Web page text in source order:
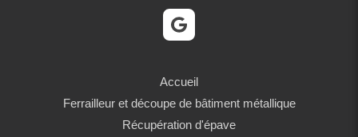
Accueil
Ferrailleur et découpe de bâtiment métallique
Récupération d'épave